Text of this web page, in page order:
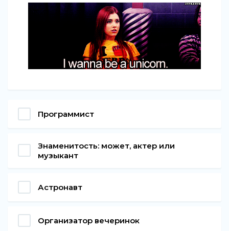
Программист
Знаменитость: может, актер или
музыкант
Астронавт
Организатор вечеринок